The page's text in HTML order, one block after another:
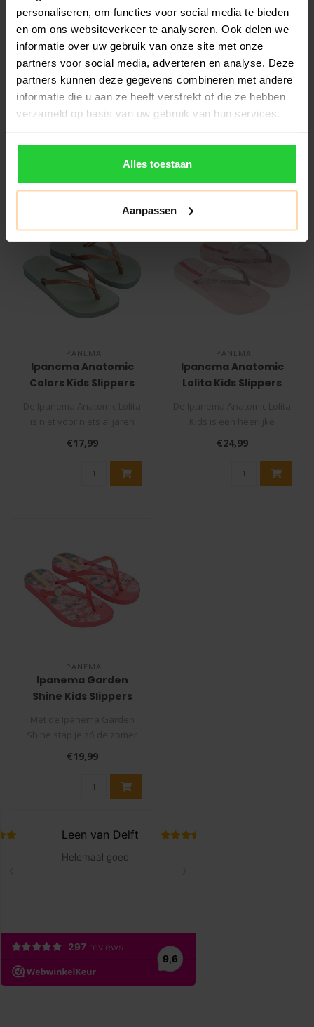
personaliseren, om functies voor social media te bieden
en om ons websiteverkeer te analyseren. Ook delen we
informatie over uw gebruik van onze site met onze
partners voor social media, adverteren en analyse. Deze
partners kunnen deze gegevens combineren met andere
informatie die u aan ze heeft verstrekt of die ze hebben
verzameld op basis van uw gebruik van hun services.
Alles toestaan
Aanpassen
Rider R10 Kids Slippers
De Rider R1 Prime R10 is
een speciale samenwerking
tussen Rider en Ronaldinho:
Ipanema Temas Kids
Slippers
Zomergevoel aan de
voeten? Met de Ipanema
IPANEMA
Ipanema Anatomic
Colors Kids Slippers
een bestseller: dit is zo..
€17,99
IPANEMA
Ipanema Anatomic
Lolita Kids Slippers
teenslipper voor meiden die
de ..
€24,99
IPANEMA
Ipanema Garden
Shine Kids Slippers
in. Het vrolijke voetbed met
bl..
€19,99